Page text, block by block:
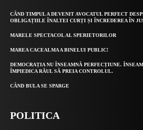
CÂND TIMPUL A DEVENIT AVOCATUL PERFECT
OBLIGAȚIILE ÎNALTEI CURȚI ȘI ÎNCREDEREA ÎN
MARELE SPECTACOL AL SPERIETORILOR
MAREA CACEALMA A BINELUI PUBLIC!
DEMOCRAȚIA NU ÎNSEAMNĂ PERFECȚIUNE.
ÎMPIEDICA RĂUL SĂ PREIA CONTROLUL.
CÂND BULA SE SPARGE
POLITICA